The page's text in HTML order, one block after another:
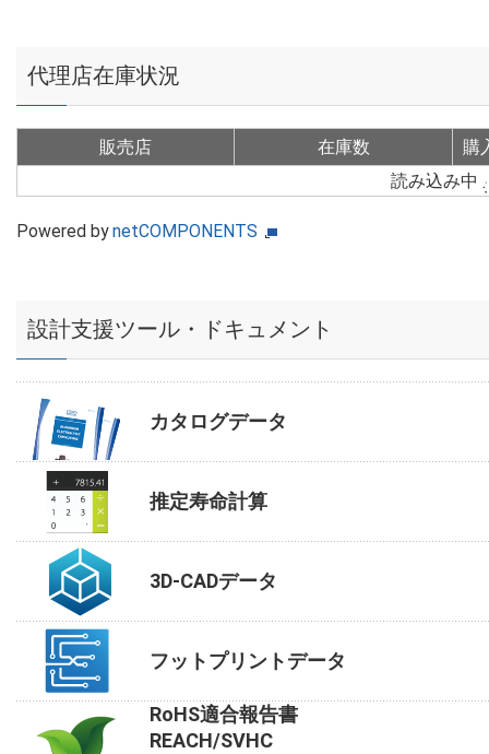
代理店在庫状況
販売店 在庫数
購
読み込み中
Powered bynetCOMPONENTS
設計支援ツール・ドキュメント
カタログデータ
推定寿命計算
3D-CADデータ
フットプリントデータ
RoHS適合報告書
REACH/SVHC